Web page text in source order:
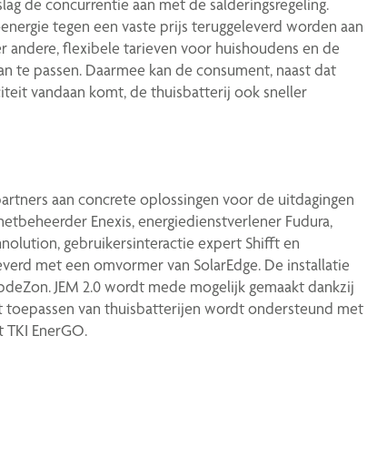
de concurrentie aan met de salderingsregeling.
tegen een vaste prijs teruggeleverd worden aan
andere, flexibele tarieven voor huishoudens en de
te passen. Daarmee kan de consument, naast dat
vandaan komt, de thuisbatterij ook sneller
aan concrete oplossingen voor de uitdagingen
Enexis, energiedienstverlener Fudura,
gebruikersinteractie expert Shifft en
met een omvormer van SolarEdge. De installatie
JEM 2.0 wordt mede mogelijk gemaakt dankzij
toepassen van thuisbatterijen wordt ondersteund met
EnerGO.